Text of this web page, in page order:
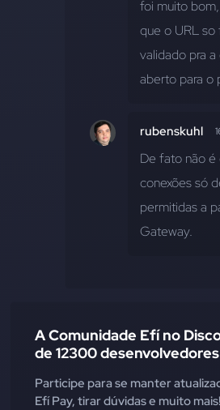
foi muito
que o URL so
validado pra
aberto para o
rubenskuhl
De fato não é
conexões só
permitidas a
Gateway.
A Comunidade Efí no
de 12300
Participe para se manter
Efí Pay, tirar dúvidas e muito